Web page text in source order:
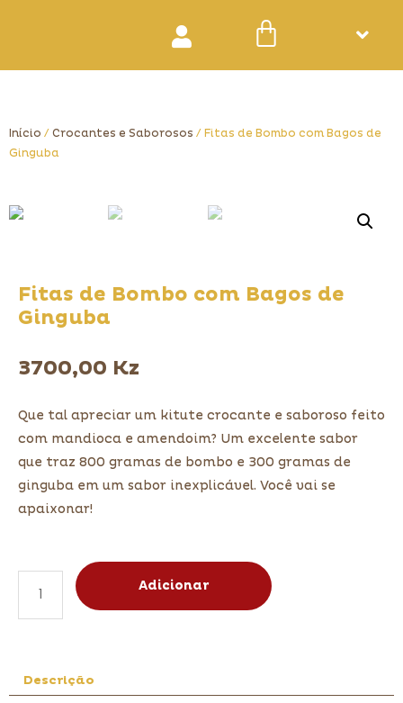
Início / Crocantes e Saborosos / Fitas de Bombo com Bagos de
Ginguba
Fitas de Bombo com Bagos de
Ginguba
3700,00 Kz
Que tal apreciar um kitute crocante e saboroso feito
com mandioca e amendoim? Um excelente sabor
que traz 800 gramas de bombo e 300 gramas de
ginguba em um sabor inexplicável. Você vai se
apaixonar!
Adicionar
Descrição